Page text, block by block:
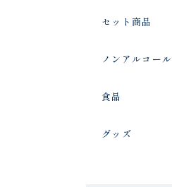
セット商品
ノンアルコール
食品
グッズ